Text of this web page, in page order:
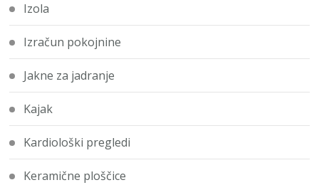
Izola
Izračun pokojnine
Jakne za jadranje
Kajak
Kardiološki pregledi
Keramične ploščice